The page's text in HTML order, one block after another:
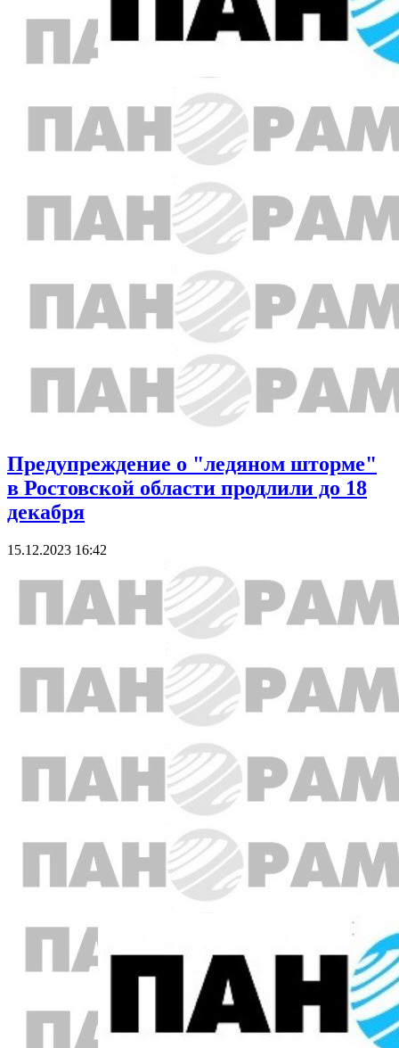
Предупреждение о "ледяном шторме"
в Ростовской области продлили до 18
декабря
15.12.2023 16:42